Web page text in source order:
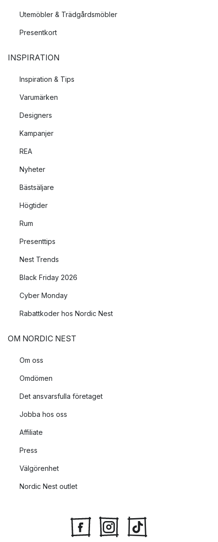
Utemöbler & Trädgårdsmöbler
Presentkort
INSPIRATION
Inspiration & Tips
Varumärken
Designers
Kampanjer
REA
Nyheter
Bästsäljare
Högtider
Rum
Presenttips
Nest Trends
Black Friday 2026
Cyber Monday
Rabattkoder hos Nordic Nest
OM NORDIC NEST
Om oss
Omdömen
Det ansvarsfulla företaget
Jobba hos oss
Affiliate
Press
Välgörenhet
Nordic Nest outlet